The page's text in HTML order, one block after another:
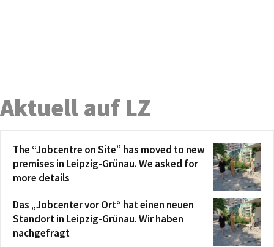
Aktuell auf LZ
The “Jobcentre on Site” has moved to new
premises in Leipzig-Grünau. We asked for
more details
Das „Jobcenter vor Ort“ hat einen neuen
Standort in Leipzig-Grünau. Wir haben
nachgefragt